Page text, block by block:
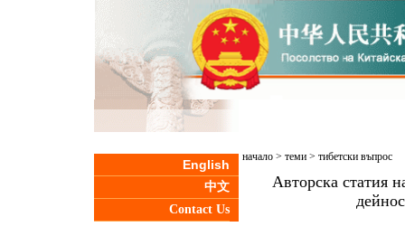
English
中文
Contact Us
начало> теми> тибетски въпрос
Авторска статия